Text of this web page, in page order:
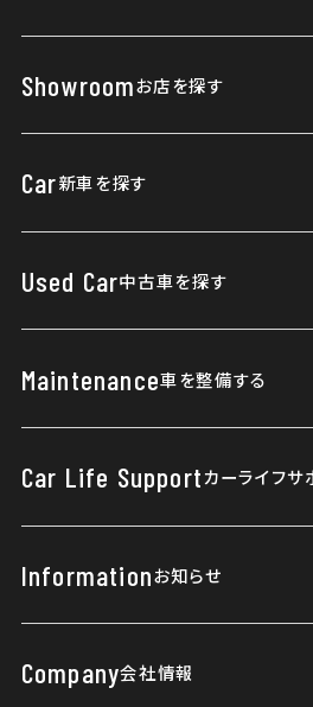
Showroomお店を探す
Car新車を探す
Used Car中古車を探す
Maintenance車を整備する
Car Life Supportカーライフサ
Informationお知らせ
Company会社情報